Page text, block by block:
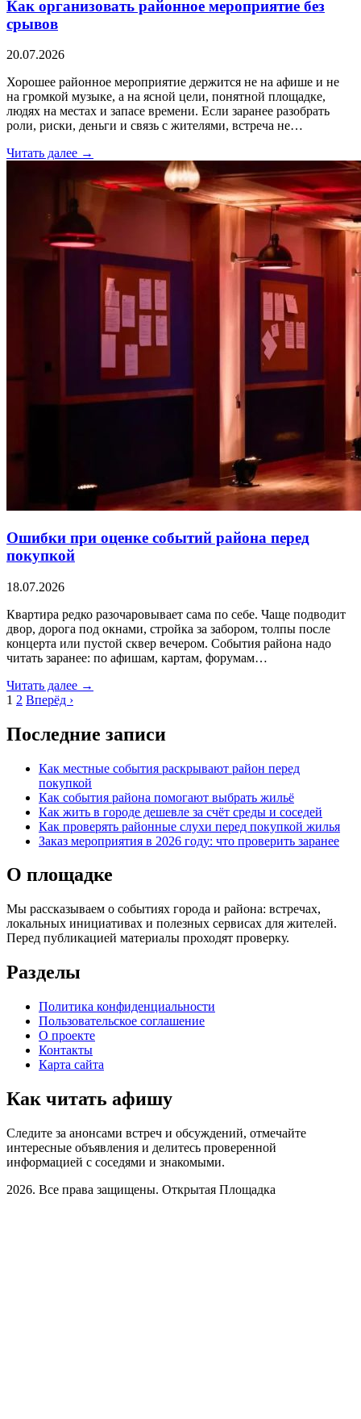
Как организовать районное мероприятие без
срывов
20.07.2026
Хорошее районное мероприятие держится не на афише и не
на громкой музыке, а на ясной цели, понятной площадке,
людях на местах и запасе времени. Если заранее разобрать
роли, риски, деньги и связь с жителями, встреча не…
Читать далее →
Ошибки при оценке событий района перед
покупкой
18.07.2026
Квартира редко разочаровывает сама по себе. Чаще подводит
двор, дорога под окнами, стройка за забором, толпы после
концерта или пустой сквер вечером. События района надо
читать заранее: по афишам, картам, форумам…
Читать далее →
1 2 Вперёд ›
Последние записи
Как местные события раскрывают район перед
покупкой
Как события района помогают выбрать жильё
Как жить в городе дешевле за счёт среды и соседей
Как проверять районные слухи перед покупкой жилья
Заказ мероприятия в 2026 году: что проверить заранее
О площадке
Мы рассказываем о событиях города и района: встречах,
локальных инициативах и полезных сервисах для жителей.
Перед публикацией материалы проходят проверку.
Разделы
Политика конфиденциальности
Пользовательское соглашение
О проекте
Контакты
Карта сайта
Как читать афишу
Следите за анонсами встреч и обсуждений, отмечайте
интересные объявления и делитесь проверенной
информацией с соседями и знакомыми.
2026. Все права защищены. Открытая Площадка